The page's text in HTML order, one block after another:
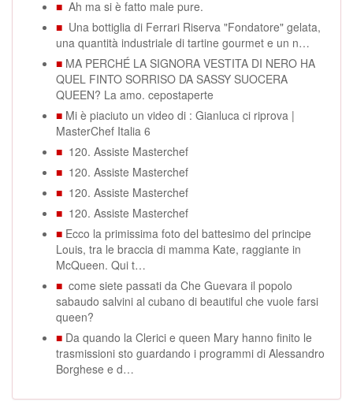
■ Ah ma si è fatto male pure.
■ Una bottiglia di Ferrari Riserva "Fondatore" gelata,
una quantità industriale di tartine gourmet e un n…
■ MA PERCHÉ LA SIGNORA VESTITA DI NERO HA
QUEL FINTO SORRISO DA SASSY SUOCERA
QUEEN? La amo. cepostaperte
■ Mi è piaciuto un video di : Gianluca ci riprova |
MasterChef Italia 6
■ 120. Assiste Masterchef
■ 120. Assiste Masterchef
■ 120. Assiste Masterchef
■ 120. Assiste Masterchef
■ Ecco la primissima foto del battesimo del principe
Louis, tra le braccia di mamma Kate, raggiante in
McQueen. Qui t…
■ come siete passati da Che Guevara il popolo
sabaudo salvini al cubano di beautiful che vuole farsi
queen?
■ Da quando la Clerici e queen Mary hanno finito le
trasmissioni sto guardando i programmi di Alessandro
Borghese e d…